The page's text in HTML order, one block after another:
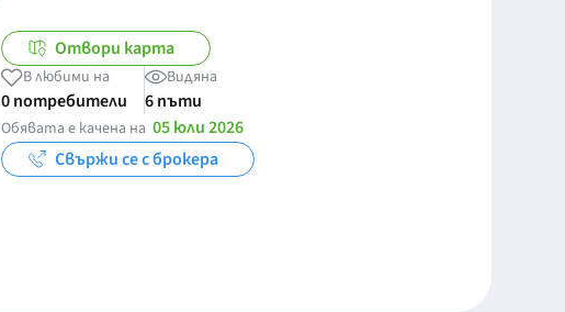
Отвори карта
В любими на
0 потребители
Видяна
6 пъти
Обявата е качена на 05 юли 2026
Свържи се с брокера